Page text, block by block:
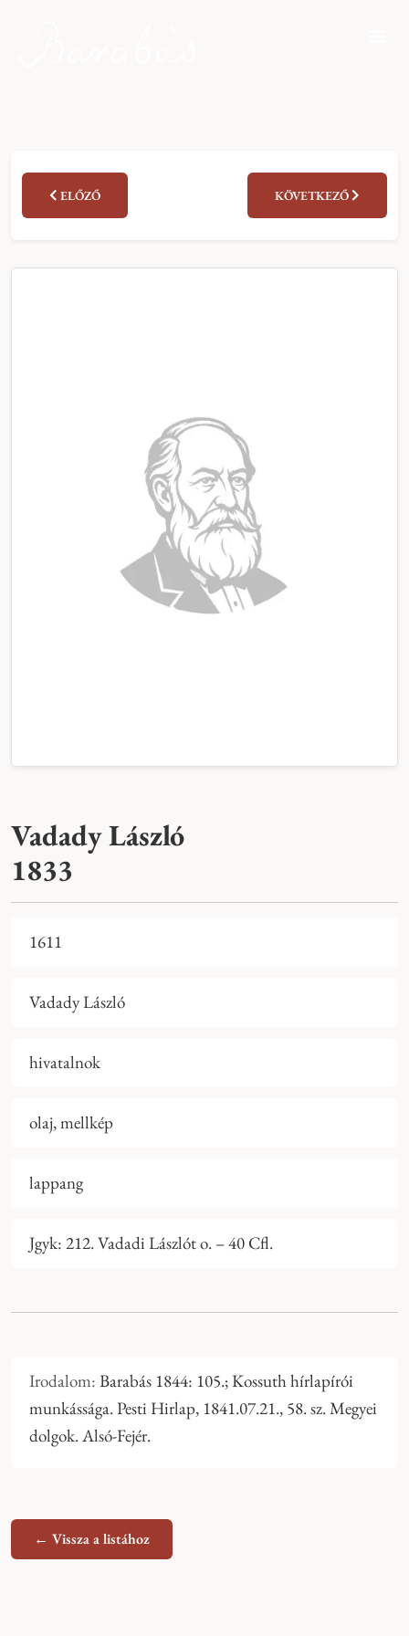
ELŐZŐ KÖVETKEZŐ
Vadady László
1833
1611
Vadady László
hivatalnok
olaj, mellkép
lappang
Jgyk: 212. Vadadi Lászlót o. – 40 Cfl.
Irodalom: Barabás 1844: 105.; Kossuth hírlapírói
munkássága. Pesti Hirlap, 1841.07.21., 58. sz. Megyei
dolgok. Alsó-Fejér.
← Vissza a listához